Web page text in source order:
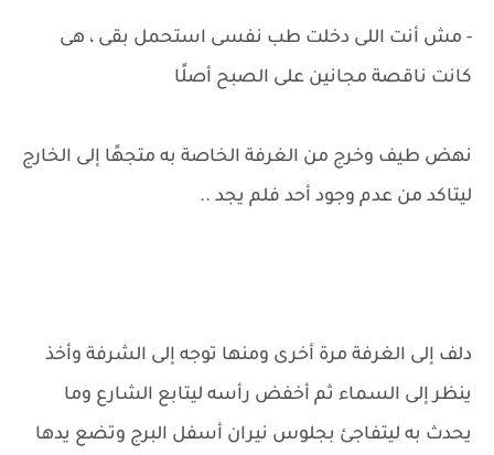
- مش أنت اللى دخلت طب نفسى استحمل بقى ، هى
كانت ناقصة مجانين على الصبح أصلًا
نهض طيف وخرج من الغرفة الخاصة به متجهًا إلى الخارج
ليتاكد من عدم وجود أحد فلم يجد ..
دلف إلى الغرفة مرة أخرى ومنها توجه إلى الشرفة وأخذ
ينظر إلى السماء ثم أخفض رأسه ليتابع الشارع وما
يحدث به ليتفاجئ بجلوس نيران أسفل البرج وتضع يدها